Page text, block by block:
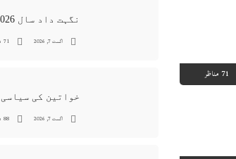
71 مناظر
اگست 7, 2026 71 مناظر
اگست 7, 2026 88 مناظر